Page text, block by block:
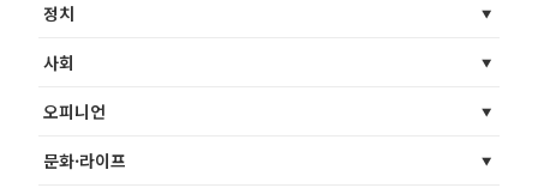
정치
사회
오피니언
문화·라이프